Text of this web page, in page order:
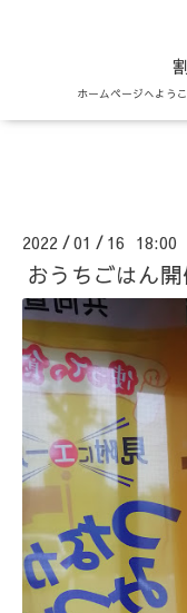
ホームページへよう
2022 /01 / 16 18:00
おうちごはん